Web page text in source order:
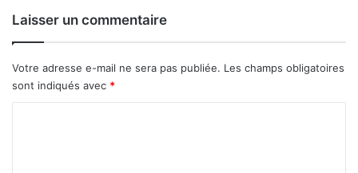
sm
i
2
0
Laisser un commentaire
Votre adresse e-mail ne sera pas publiée. Les champs obligatoires
sont indiqués avec *